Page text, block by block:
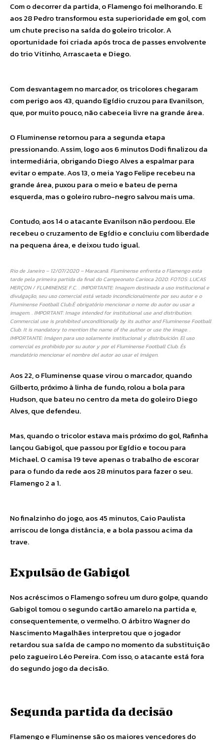
Com o decorrer da partida, o Flamengo foi melhorando. E
aos 28 Pedro transformou esta superioridade em gol, com
um chute preciso na saída do goleiro tricolor. A
oportunidade foi criada após troca de passes envolvente
do trio Vitinho, Arrascaeta e Diego.
Com desvantagem no marcador, os tricolores chegaram
com perigo aos 43, quando Egídio cruzou para Evanilson,
que, por muito pouco, não cabeceia livre na grande área.
O Fluminense retornou para a segunda etapa
pressionando. Assim, logo aos 6 minutos Dodi finalizou da
intermediária, obrigando Diego Alves a espalmar para
evitar o empate. Aos 13, o meia Yago Felipe recebeu na
grande área, puxou para o meio e bateu de perna
esquerda, mas o goleiro rubro-negro salvou mais uma.
Contudo, aos 14 o atacante Evanilson não perdoou. Ele
recebeu o cruzamento de Egídio e concluiu com liberdade
na pequena área, e deixou tudo igual.
Rio de Janeiro – 12/07/2020 – Maracanã. Fluminense enfrenta o Flamengo esta
tarde pela primeira partida da final do Campeonato Carioca 2020. FOTOS: LUCAS
MERÇON / FLUMINENSE F.C. . IMPORTANTE: Imagem destinada a uso institucional e
divulgação, seu uso comercial está vetado incondicionalmente por seu autor e o
Fluminense Football Club.É obrigatório mencionar o nome do autor ou usar a
imagem. . IMPORTANT: Image intended for institutional use and distribution.
Commercial use is prohibited unconditionally by its author and Fluminense Football
Club. It is mandatory to mention the name of the author or use the image. .
IMPORTANTE: Imágen para uso solamente institucional y distribuición. El uso
comercial es prohibido por su autor y por el Fluminense Football Club. És
mandatório mencionar el nombre del autor ao usar el imágen.
Aos 22, o Fluminense quase virou o marcador, quando
Gilberto, próximo à linha de fundo, rolou a bola para
Hudson, que bateu no centro da meta do goleiro Diego
Alves, que defendeu.
Mas, quando o tricolor estava mais próximo do gol, Rafinha
lançou Gabigol, que passou por Egídio e tocou para
Michael. O camisa 19 teve apenas o trabalho de escorar
para o fundo da rede aos 28 minutos para fazer o seu.
Flamengo 2 a 1.
No finalzinho do jogo, aos 45 minutos, Caio Paulista
arriscou de longa distância, e a bola passou acima da
trave.
Expulsão de Gabigol
Nos acréscimos o Flamengo sofreu um duro golpe, quando
Gabigol tomou o segundo cartão amarelo na partida e,
consequentemente, o vermelho. O árbitro Wagner do
Nascimento Magalhães interpretou que o jogador
retardou sua saída de campo no momento da substituição
pelo zagueiro Léo Pereira. Com isso, o atacante está fora
do segundo jogo da decisão.
Segunda partida da decisão
Flamengo e Fluminense são os maiores vencedores do